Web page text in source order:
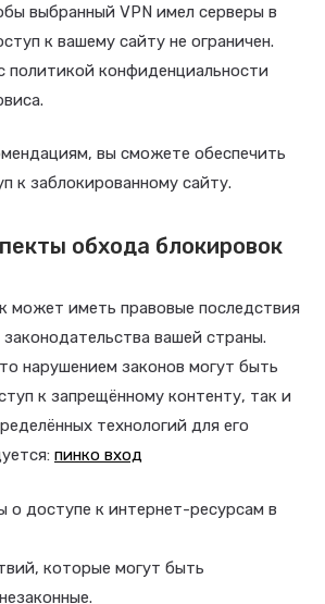
выбранный VPN имел серверы в
к вашему сайту не ограничен.
политикой конфиденциальности
вы сможете обеспечить
к заблокированному сайту.
обхода блокировок
может иметь правовые последствия
вашей страны.
нарушением законов могут быть
к запрещённому контенту, так и
технологий для его
пинко вход
о доступе к интернет-ресурсам в
которые могут быть